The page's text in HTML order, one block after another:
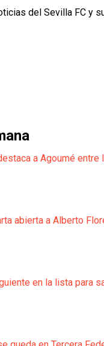
del Sevilla FC y
a Agoumé
abierta a Alberto
en la lista para